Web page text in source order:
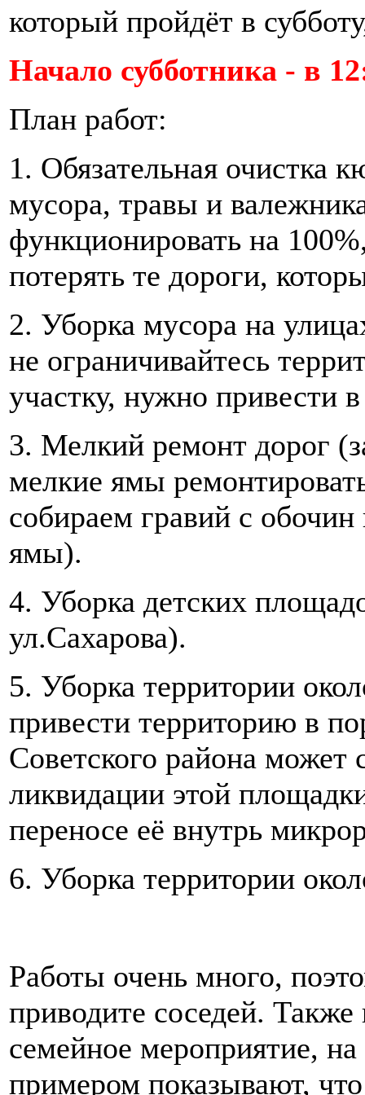
который пройдёт в
Начало субботника - в
План работ:
1. Обязательная очистка
мусора, травы и
функционировать на
потерять те дороги,
2. Уборка мусора на
не ограничивайтесь
участку, нужно привести
3. Мелкий ремонт дорог
мелкие ямы
собираем гравий с
ямы).
4. Уборка детских
ул.Сахарова).
5. Уборка территории
привести территорию в
Советского района может
ликвидации этой
переносе её внутрь
6. Уборка территории
Работы очень много,
приводите соседей.
семейное мероприятие,
примером показывают, что